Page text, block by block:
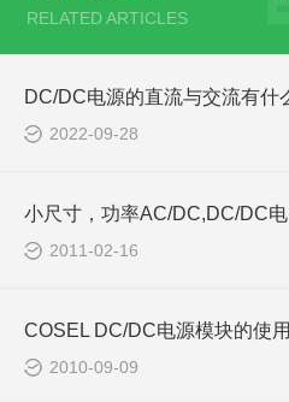
RELATED ARTICLES
2022-09-28
2011-02-16
COSEL DC/DC电源模块的使用
2010-09-09